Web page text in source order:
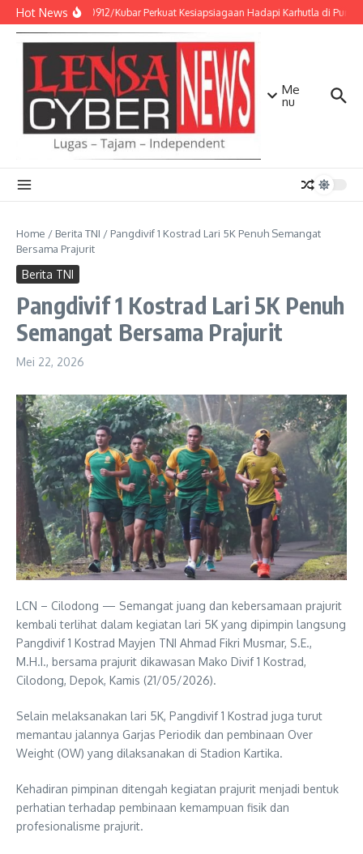
Lewati ke konten
Hot NewsKodim 0912/Kubar Perkuat Kesiapsiagaan Hadapi Karhutla di
Me
nu
Home / Berita TNI / Pangdivif 1 Kostrad Lari 5K Penuh Semangat
Bersama Prajurit
Berita TNI
Pangdivif 1 Kostrad Lari 5K Penuh
Semangat Bersama Prajurit
Mei 22, 2026
LCN – Cilodong — Semangat juang dan kebersamaan prajurit
kembali terlihat dalam kegiatan lari 5K yang dipimpin langsung
Pangdivif 1 Kostrad Mayjen TNI Ahmad Fikri Musmar, S.E.,
M.H.I., bersama prajurit dikawasan Mako Divif 1 Kostrad,
Cilodong, Depok, Kamis (21/05/2026).
Selain melaksanakan lari 5K, Pangdivif 1 Kostrad juga turut
memantau jalannya Garjas Periodik dan pembinaan Over
Weight (OW) yang dilaksanakan di Stadion Kartika.
Kehadiran pimpinan ditengah kegiatan prajurit menjadi bentuk
perhatian terhadap pembinaan kemampuan fisik dan
profesionalisme prajurit.